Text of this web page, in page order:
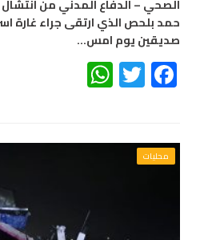
الصحي – الدفاع المدني من
حمد بلحص الذي ارتقى جراء غارة
صديقين يوم امس…
Facebook
Twitter
محليات